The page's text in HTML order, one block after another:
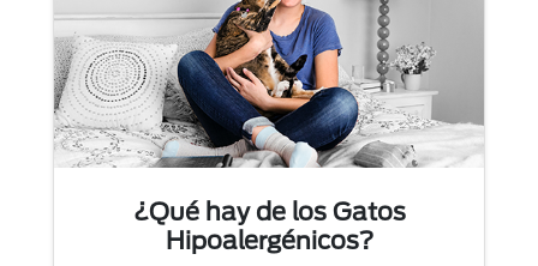
¿Qué hay de los Gatos
Hipoalergénicos?